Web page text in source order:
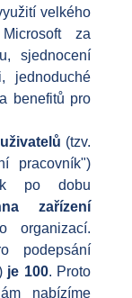
velkého
za
sjednocení
jednoduché
benefitů pro
(tzv.
pracovník")
po dobu
zařízení
organizací.
podepsání
je 100. Proto
nabízíme